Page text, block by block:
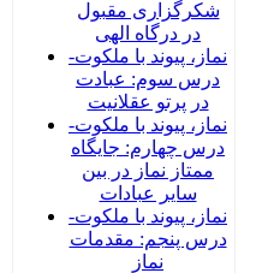
شکرگزاری مقبول
در درگاه الهی
نماز، پیوند با ملکوت-
درس سوم: عبادت
در پرتو عقلانیت
نماز، پیوند با ملکوت-
درس چهارم: جایگاه
ممتاز نماز در بین
سایر عبادات
نماز، پیوند با ملکوت-
درس پنجم: مقدمات
نماز